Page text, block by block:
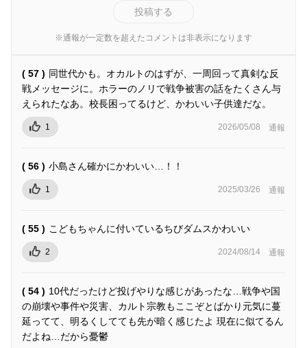
投稿する
※通報が一定数を超えたコメントは非表示になります
( 57 ) 同世代かも。オカルトのはずが、一周回って真剣な反
戦メッセージに。ホラーのノリで戦争被害の話をたくさん与
えられたなあ。校長困ってるけど、かわいい子供達だな。
1 2026/05/08 通報
( 56 ) 小島さん確かにかわいい…！！
1 2025/03/26 通報
( 55 ) こどもちゃんに付いているちびダムスかわいい
2 2024/08/14 通報
( 54 ) 10代だったけど投げやりな感じがあったな…戦争や国
の崩壊や事件や災害、カルト宗教もここぞとばかり元気に蔓
延ってて、明るくしてても先が暗く感じたよ 現在に似てるん
だよね…だから憂鬱